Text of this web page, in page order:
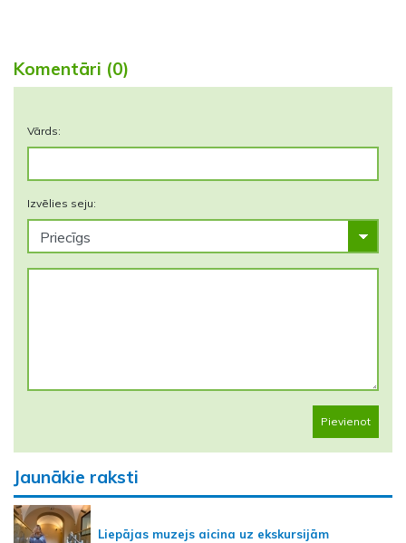
Komentāri (0)
Vārds:
Izvēlies seju:
Pievienot
Jaunākie raksti
Liepājas muzejs aicina uz ekskursijām